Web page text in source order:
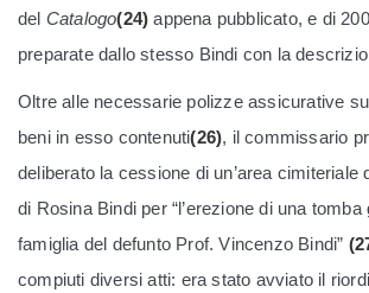
del Catalogo(24) appena pubblicato, e di
preparate dallo stesso Bindi con la
Oltre alle necessarie polizze assicurative
beni in esso contenuti(26), il commissario
deliberato la cessione di un’area cimiteriale
di Rosina Bindi per “l’erezione di una
famiglia del defunto Prof. Vincenzo Bindi”
compiuti diversi atti: era stato avviato il